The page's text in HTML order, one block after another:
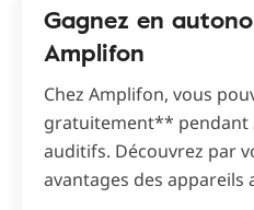
Gagnez en
Amplifon
Chez Amplifon, vous
gratuitement** pendant
auditifs. Découvrez par
avantages des